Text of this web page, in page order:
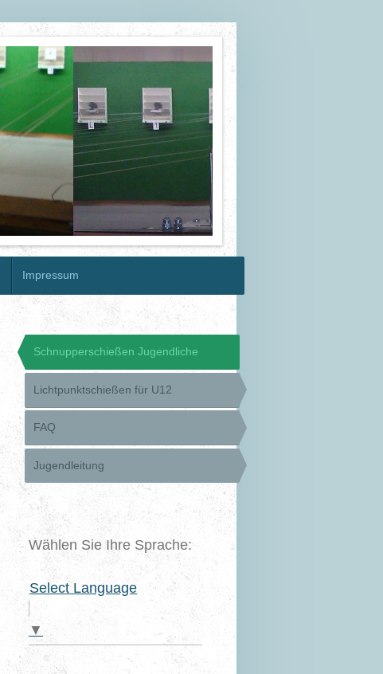
Impressum
Schnupperschießen Jugendliche
Lichtpunktschießen für U12
FAQ
Jugendleitung
Wählen Sie Ihre Sprache:
Select Language
▼